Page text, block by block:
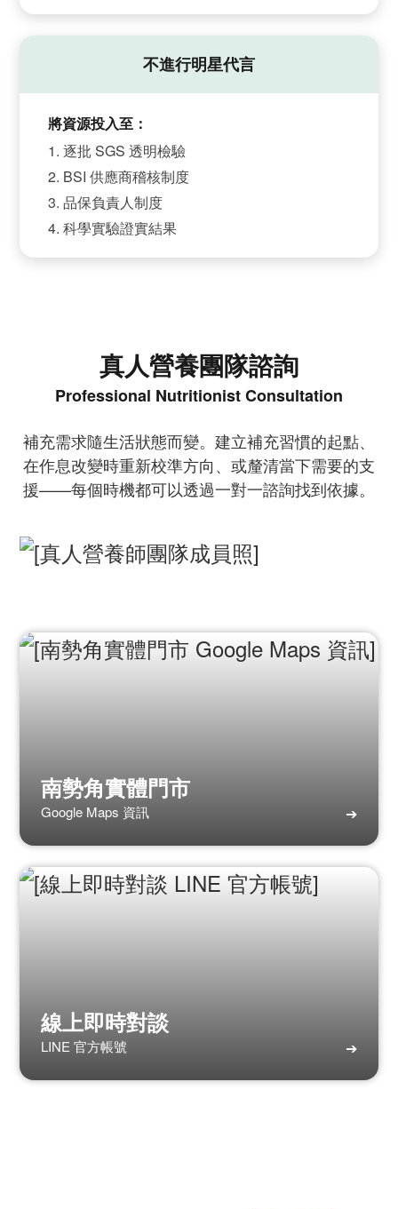
不進行明星代言
將資源投入至：
逐批 SGS 透明檢驗
BSI 供應商稽核制度
品保負責人制度
科學實驗證實結果
真人營養團隊諮詢
Professional Nutritionist Consultation
補充需求隨生活狀態而變。建立補充習慣的起點、
在作息改變時重新校準方向、或釐清當下需要的支
援——每個時機都可以透過一對一諮詢找到依據。
南勢角實體門市
Google Maps 資訊 ➔
線上即時對談
LINE 官方帳號 ➔